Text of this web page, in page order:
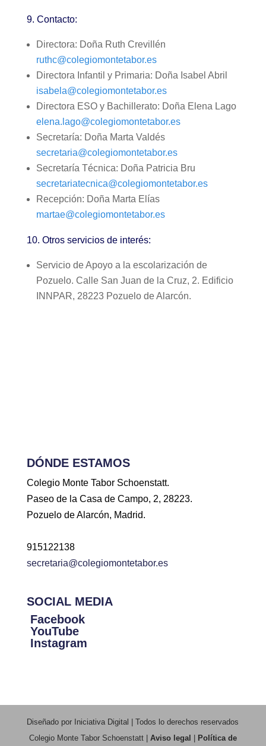
9. Contacto:
Directora: Doña Ruth Crevillén
ruthc@colegiomontetabor.es
Directora Infantil y Primaria: Doña Isabel Abril
isabela@colegiomontetabor.es
Directora ESO y Bachillerato: Doña Elena Lago
elena.lago@colegiomontetabor.es
Secretaría: Doña Marta Valdés
secretaria@colegiomontetabor.es
Secretaría Técnica: Doña Patricia Bru
secretariatecnica@colegiomontetabor.es
Recepción: Doña Marta Elías
martae@colegiomontetabor.es
10. Otros servicios de interés:
Servicio de Apoyo a la escolarización de
Pozuelo. Calle San Juan de la Cruz, 2. Edificio
INNPAR, 28223 Pozuelo de Alarcón.
DÓNDE ESTAMOS
Colegio Monte Tabor Schoenstatt.
Paseo de la Casa de Campo, 2, 28223.
Pozuelo de Alarcón, Madrid.
915122138
secretaria@colegiomontetabor.es
SOCIAL MEDIA
Facebook
YouTube
Instagram
Diseñado por Iniciativa Digital | Todos lo derechos reservados
Colegio Monte Tabor Schoenstatt | Aviso legal Política de